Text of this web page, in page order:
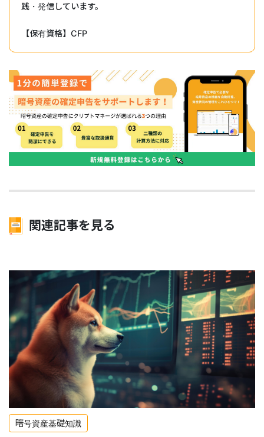
践・発信しています。
【保有資格】CFP
関連記事を見る
暗号資産基礎知識